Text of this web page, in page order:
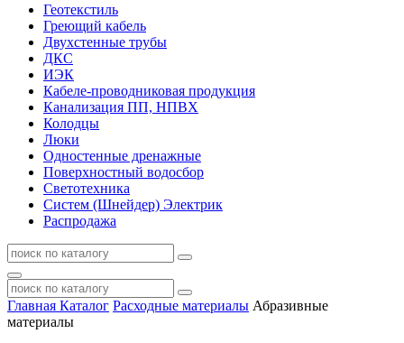
Геотекстиль
Греющий кабель
Двухстенные трубы
ДКС
ИЭК
Кабеле-проводниковая продукция
Канализация ПП, НПВХ
Колодцы
Люки
Одностенные дренажные
Поверхностный водосбор
Светотехника
Систем (Шнейдер) Электрик
Распродажа
Главная Каталог Расходные материалы Абразивные
материалы